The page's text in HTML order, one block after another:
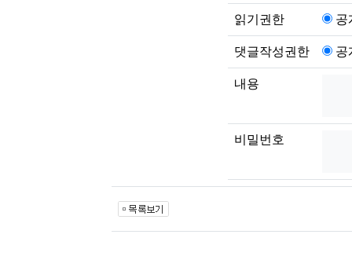
읽기권한
댓글작성권한
내용
비밀번호